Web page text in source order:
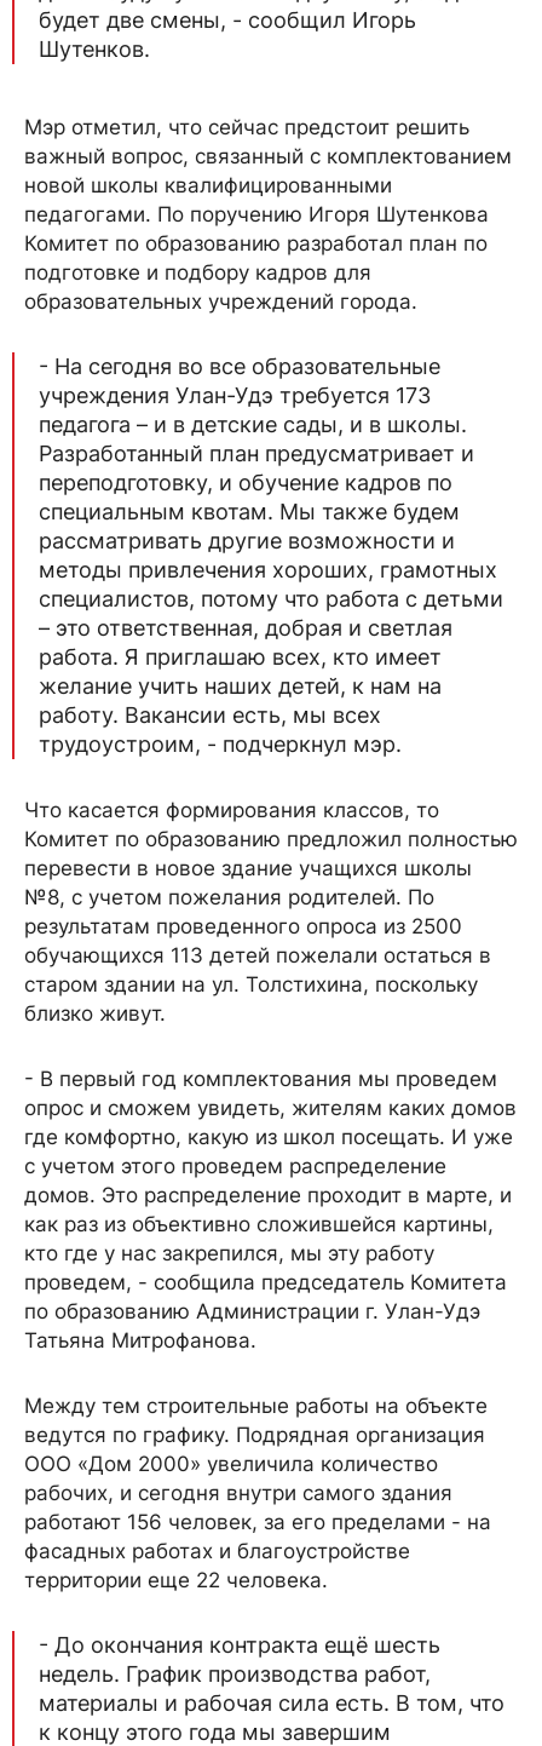
будет две смены, - сообщил Игорь
Шутенков.
Мэр отметил, что сейчас предстоит решить
важный вопрос, связанный с комплектованием
новой школы квалифицированными
педагогами. По поручению Игоря Шутенкова
Комитет по образованию разработал план по
подготовке и подбору кадров для
образовательных учреждений города.
- На сегодня во все образовательные
учреждения Улан-Удэ требуется 173
педагога – и в детские сады, и в школы.
Разработанный план предусматривает и
переподготовку, и обучение кадров по
специальным квотам. Мы также будем
рассматривать другие возможности и
методы привлечения хороших, грамотных
специалистов, потому что работа с детьми
– это ответственная, добрая и светлая
работа. Я приглашаю всех, кто имеет
желание учить наших детей, к нам на
работу. Вакансии есть, мы всех
трудоустроим, - подчеркнул мэр.
Что касается формирования классов, то
Комитет по образованию предложил полностью
перевести в новое здание учащихся школы
№8, с учетом пожелания родителей. По
результатам проведенного опроса из 2500
обучающихся 113 детей пожелали остаться в
старом здании на ул. Толстихина, поскольку
близко живут.
- В первый год комплектования мы проведем
опрос и сможем увидеть, жителям каких домов
где комфортно, какую из школ посещать. И уже
с учетом этого проведем распределение
домов. Это распределение проходит в марте, и
как раз из объективно сложившейся картины,
кто где у нас закрепился, мы эту работу
проведем, - сообщила председатель Комитета
по образованию Администрации г. Улан-Удэ
Татьяна Митрофанова.
Между тем строительные работы на объекте
ведутся по графику. Подрядная организация
ООО «Дом 2000» увеличила количество
рабочих, и сегодня внутри самого здания
работают 156 человек, за его пределами - на
фасадных работах и благоустройстве
территории еще 22 человека.
- До окончания контракта ещё шесть
недель. График производства работ,
материалы и рабочая сила есть. В том, что
к концу этого года мы завершим